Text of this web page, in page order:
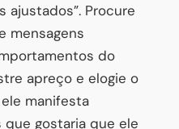
ajustados”. Procure
mensagens
do
apreço e elogie o
manifesta
gostaria que ele